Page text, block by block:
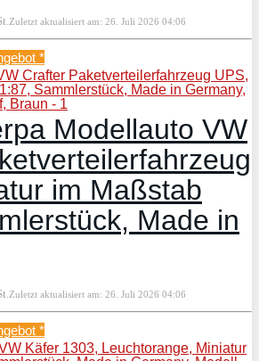
Zuletzt aktualisiert am: 26. Juli 2026 04:06
*
Modellauto VW
im Maßstab
Made in
Zuletzt aktualisiert am: 26. Juli 2026 04:06
*